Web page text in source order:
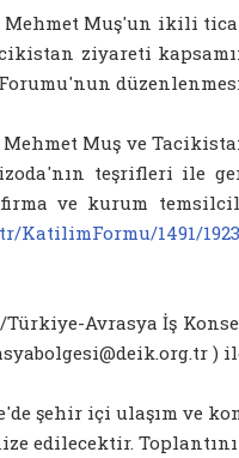
Mehmet Muş'un ikili
ziyareti
Mehmet Muş ve
teşrifleri ile
ve kurum
KatilimFormu/1491/
Avrasya İş
şehir içi ulaşım ve
edilecektir.